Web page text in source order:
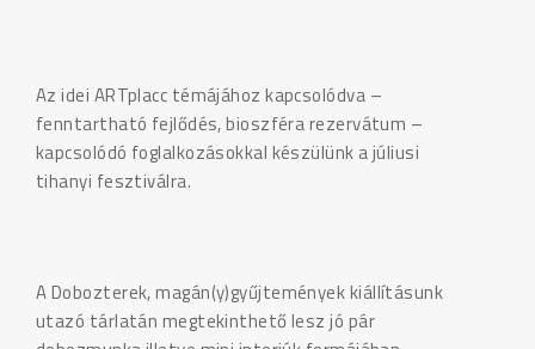
Az idei ARTplacc témájához kapcsolódva –
fenntartható fejlődés, bioszféra rezervátum –
kapcsolódó foglalkozásokkal készülünk a júliusi
tihanyi fesztiválra.
A Dobozterek, magán(y)gyűjtemények kiállításunk
utazó tárlatán megtekinthető lesz jó pár